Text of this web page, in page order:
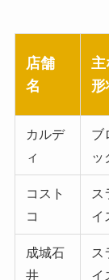
店舗
名
主
形
カルデ
ィ
ブ
ッ
コスト
コ
ス
イ
成城石
井
ス
イ